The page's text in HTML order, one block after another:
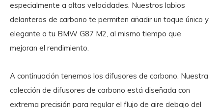
especialmente a altas velocidades. Nuestros labios
delanteros de carbono te permiten añadir un toque único y
elegante a tu BMW G87 M2, al mismo tiempo que
mejoran el rendimiento.
A continuación tenemos los difusores de carbono. Nuestra
colección de difusores de carbono está diseñada con
extrema precisión para regular el flujo de aire debajo del